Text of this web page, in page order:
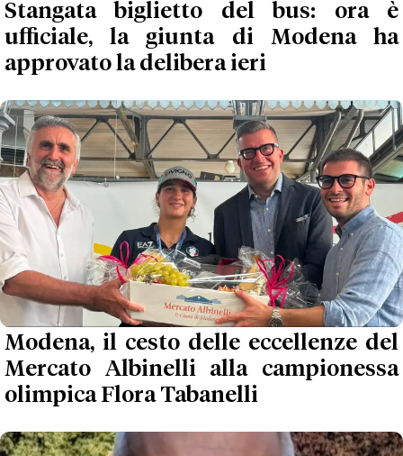
Stangata biglietto del bus: ora è
ufficiale, la giunta di Modena ha
approvato la delibera ieri
Modena, il cesto delle eccellenze del
Mercato Albinelli alla campionessa
olimpica Flora Tabanelli